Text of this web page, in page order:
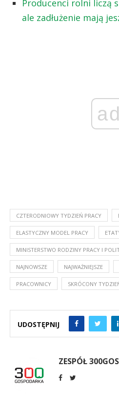
Producenci rolni liczą
ale zadłużenie mają
ad
CZTERODNIOWY TYDZIEŃ PRACY
ELASTYCZNY MODEL PRACY
MINISTERSTWO RODZINY PRACY I
NAJNOWSZE NAJWAŻNIEJSZE
PRACOWNICY SKRÓCONY
UDOSTĘPNIJ
ZESPÓŁ